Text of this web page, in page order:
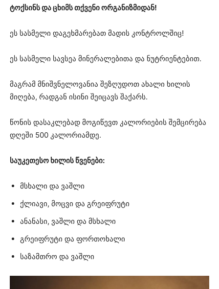
ტოქსინს და ცხიმს თქვენი ორგანიზმიდან!
ეს სასმელი დაგეხმარებათ მადის კონტროლშიც!
ეს სასმელი სავსეა მინერალებითა და ნუტრიენტებით.
მაგრამ მნიშვნელოვანია შეზღუდოთ ახალი ხილის
მიღება, რადგან ისინი შეიცავს შაქარს.
წონის დასაკლებად მოგიწევთ კალორიების შემცირება
დღეში 500 კალორიამდე.
საუკეთესო ხილის წვენები:
მსხალი და ვაშლი
ქლიავი, მოცვი და გრეიფრუტი
ანანასი, ვაშლი და მსხალი
გრეიფრუტი და ფორთოხალი
საზამთრო და ვაშლი